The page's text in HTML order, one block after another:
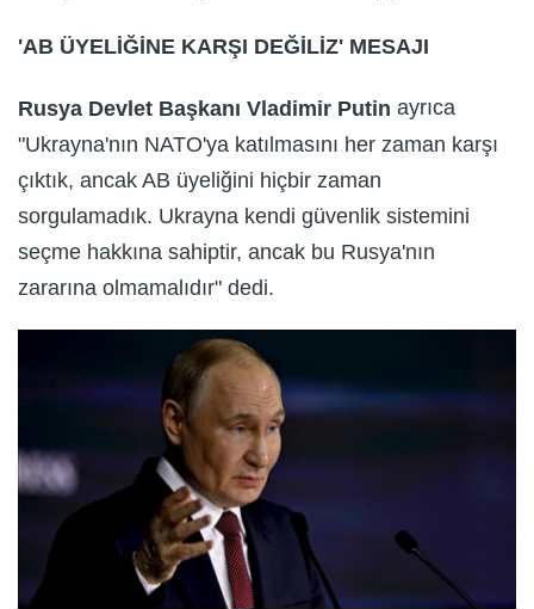
'AB ÜYELİĞİNE KARŞI DEĞİLİZ' MESAJI
Rusya Devlet Başkanı Vladimir Putin ayrıca
"Ukrayna'nın NATO'ya katılmasını her zaman karşı
çıktık, ancak AB üyeliğini hiçbir zaman
sorgulamadık. Ukrayna kendi güvenlik sistemini
seçme hakkına sahiptir, ancak bu Rusya'nın
zararına olmamalıdır" dedi.